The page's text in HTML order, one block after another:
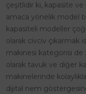
çeşitlidir ki, kapasite
amaca yönelik model
kapasiteli modeller
olarak civciv çıkarmak
makinesi kategorisi
olarak tavuk ve diğer
makinelerinde
dijital nem